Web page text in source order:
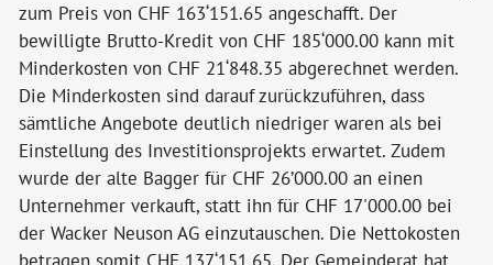
Politik & Verwaltung
Themen & Services
zum Preis von CHF 163‘151.65 angeschafft. Der
bewilligte Brutto-Kredit von CHF 185‘000.00 kann mit
Minderkosten von CHF 21‘848.35 abgerechnet werden.
Die Minderkosten sind darauf zurückzuführen, dass
sämtliche Angebote deutlich niedriger waren als bei
Einstellung des Investitionsprojekts erwartet. Zudem
wurde der alte Bagger für CHF 26’000.00 an einen
Unternehmer verkauft, statt ihn für CHF 17'000.00 bei
der Wacker Neuson AG einzutauschen. Die Nettokosten